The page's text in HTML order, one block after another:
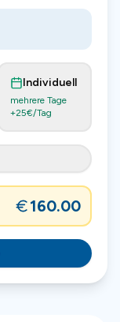
Individuell
mehrere Tage
+25€/Tag
160.00